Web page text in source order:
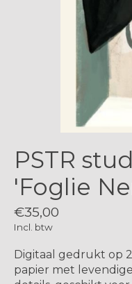
PSTR
'Foglie
€35,00
Incl. btw
Digitaal gedrukt op
papier met